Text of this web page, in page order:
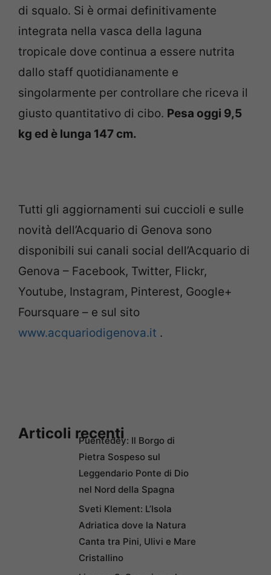
di squalo. Si è ormai definitivamente
integrata nella vasca della laguna
tropicale dove continua a essere nutrita
dallo staff quotidianamente e
singolarmente per controllare che riceva il
giusto quantitativo di cibo. Pesa oggi 9,5
kg ed è lunga 147 cm.
Tutti gli aggiornamenti sui cuccioli e sulle
novità dell’Acquario di Genova sono
disponibili sui canali social dell’Acquario di
Genova – Facebook, Twitter, Flickr,
Youtube, Instagram, Pinterest, Google+
Foursquare – e sul sito
www.acquariodigenova.it .
Articoli recentiPuentedey: Il Borgo di
Pietra Sospeso sul
Leggendario Ponte di Dio
nel Nord della Spagna
Sveti Klement: L’Isola
Adriatica dove la Natura
Canta tra Pini, Ulivi e Mare
Cristallino